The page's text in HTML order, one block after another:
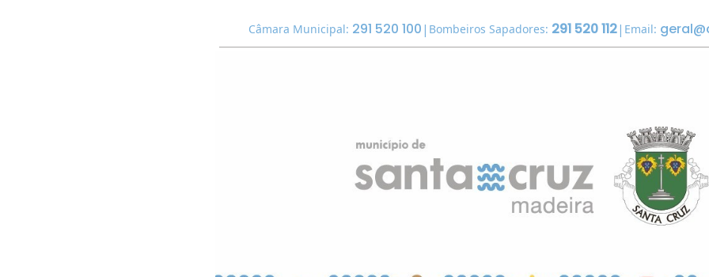
Câmara Municipal: 291 520 100| Bombeiros Sapadores: 291 520 112| Email: